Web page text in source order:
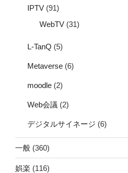
IPTV (91)
WebTV (31)
L-TanQ (5)
Metaverse (6)
moodle (2)
Web会議 (2)
デジタルサイネージ (6)
一般 (360)
娯楽 (116)